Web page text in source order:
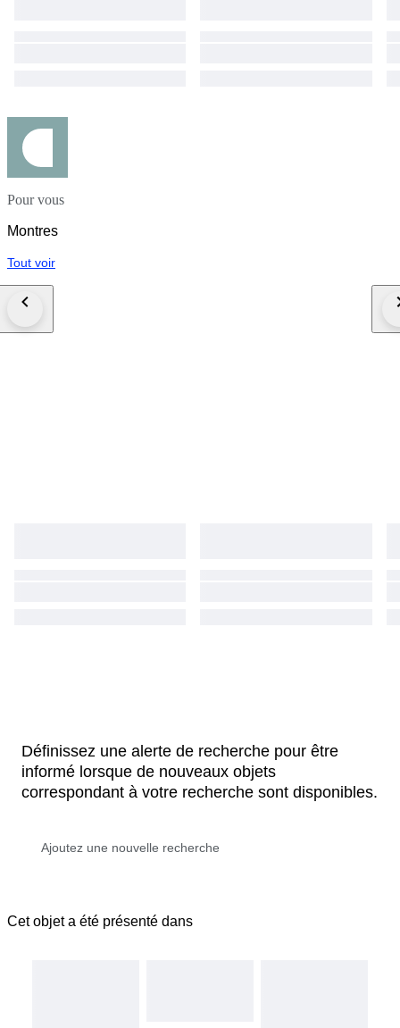
Pour vous
Montres
Tout voir
Définissez une alerte de recherche pour être
informé lorsque de nouveaux objets
correspondant à votre recherche sont disponibles.
Cet objet a été présenté dans